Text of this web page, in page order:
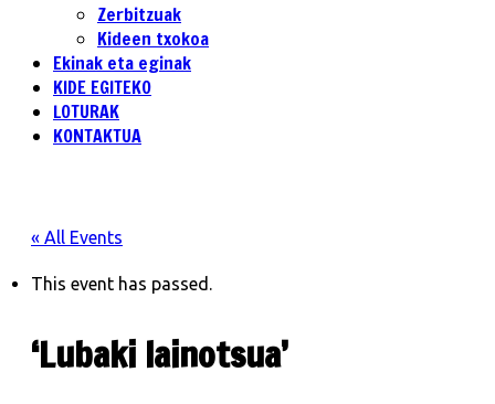
Zerbitzuak
Kideen txokoa
Ekinak eta eginak
KIDE EGITEKO
LOTURAK
KONTAKTUA
« All Events
This event has passed.
‘Lubaki lainotsua’